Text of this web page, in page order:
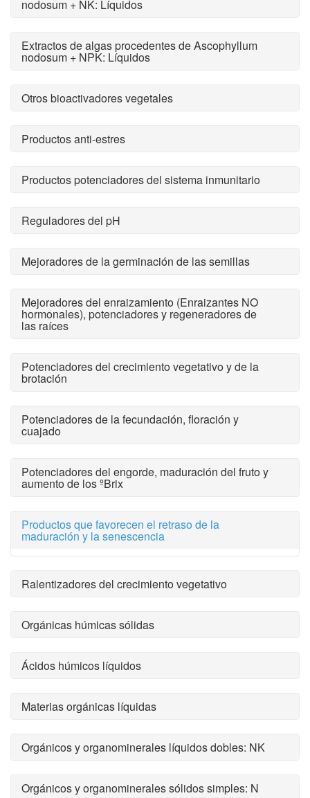
nodosum + NK: Líquidos
Extractos de algas procedentes de Ascophyllum
nodosum + NPK: Líquidos
Otros bioactivadores vegetales
Productos anti-estres
Productos potenciadores del sistema inmunitario
Reguladores del pH
Mejoradores de la germinación de las semillas
Mejoradores del enraizamiento (Enraizantes NO
hormonales), potenciadores y regeneradores de
las raíces
Potenciadores del crecimiento vegetativo y de la
brotación
Potenciadores de la fecundación, floración y
cuajado
Potenciadores del engorde, maduración del fruto y
aumento de los ºBrix
Productos que favorecen el retraso de la
maduración y la senescencia
Ralentizadores del crecimiento vegetativo
Orgánicas húmicas sólidas
Ácidos húmicos líquidos
Materias orgánicas líquidas
Orgánicos y organominerales líquidos dobles: NK
Orgánicos y organominerales sólidos simples: N